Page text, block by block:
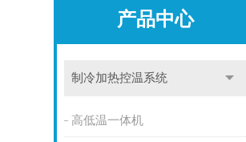
产品中心
制冷加热控温系统
高低温一体机